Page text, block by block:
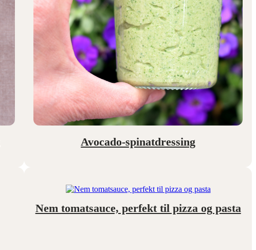
Avocado-spinatdressing
Nem tomatsauce, perfekt til pizza og pasta